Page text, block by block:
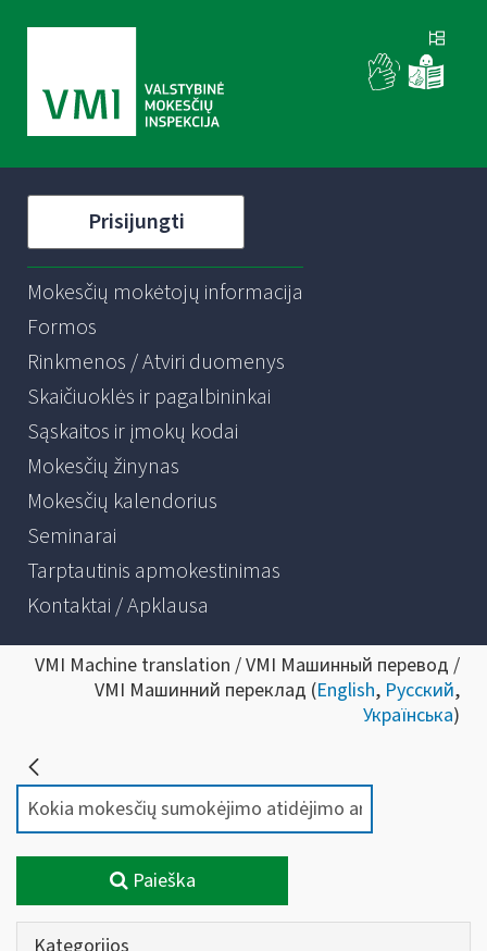
Prisijungti
Mokesčių mokėtojų informacija
Formos
Rinkmenos / Atviri duomenys
Skaičiuoklės ir pagalbininkai
Sąskaitos ir įmokų kodai
Mokesčių žinynas
Mokesčių kalendorius
Seminarai
Tarptautinis apmokestinimas
Kontaktai / Apklausa
VMI Machine translation / VMI Машинный перевод /
VMI Машинний переклад (English, Русский,
Українська)
Paieška